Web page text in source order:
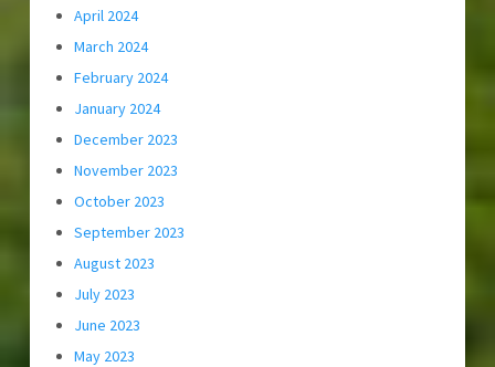
April 2024
March 2024
February 2024
January 2024
December 2023
November 2023
October 2023
September 2023
August 2023
July 2023
June 2023
May 2023